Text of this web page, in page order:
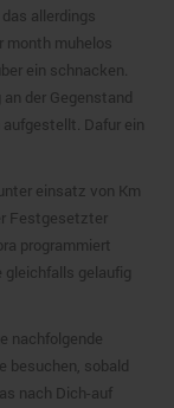
allerdings
month muhelos
ein schnacken.
der Gegenstand
Dafur ein
einsatz von Km
Festgesetzter
programmiert
gleichfalls gelaufig
nachfolgende
besuchen, sobald
nach Dich-auf